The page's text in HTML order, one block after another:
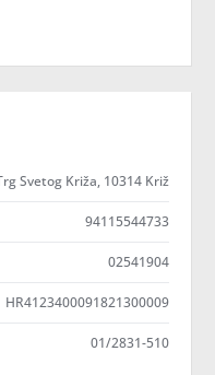
Svetog Križa, 10314 Križ
94115544733
02541904
HR4123400091821300009
01/2831-510